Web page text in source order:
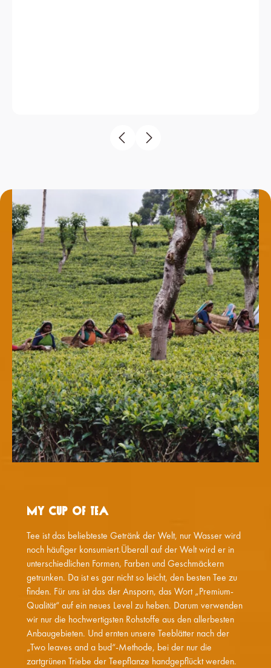
My Cup of Tea
Tee ist das beliebteste Getränk der Welt, nur Wasser wird
noch häufiger konsumiert.Überall auf der Welt wird er in
unterschiedlichen Formen, Farben und Geschmäckern
getrunken. Da ist es gar nicht so leicht, den besten Tee zu
finden. Für uns ist das der Ansporn, das Wort „Premium-
Qualität“ auf ein neues Level zu heben. Darum verwenden
wir nur die hochwertigsten Rohstoffe aus den allerbesten
Anbaugebieten. Und ernten unsere Teeblätter nach der
„Two leaves and a bud“-Methode, bei der nur die
zartgrünen Triebe der Teepflanze handgepflückt werden.